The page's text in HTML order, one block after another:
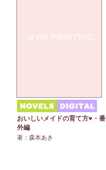
おいしいメイドの育て方♥・番
外編
著：森本あき